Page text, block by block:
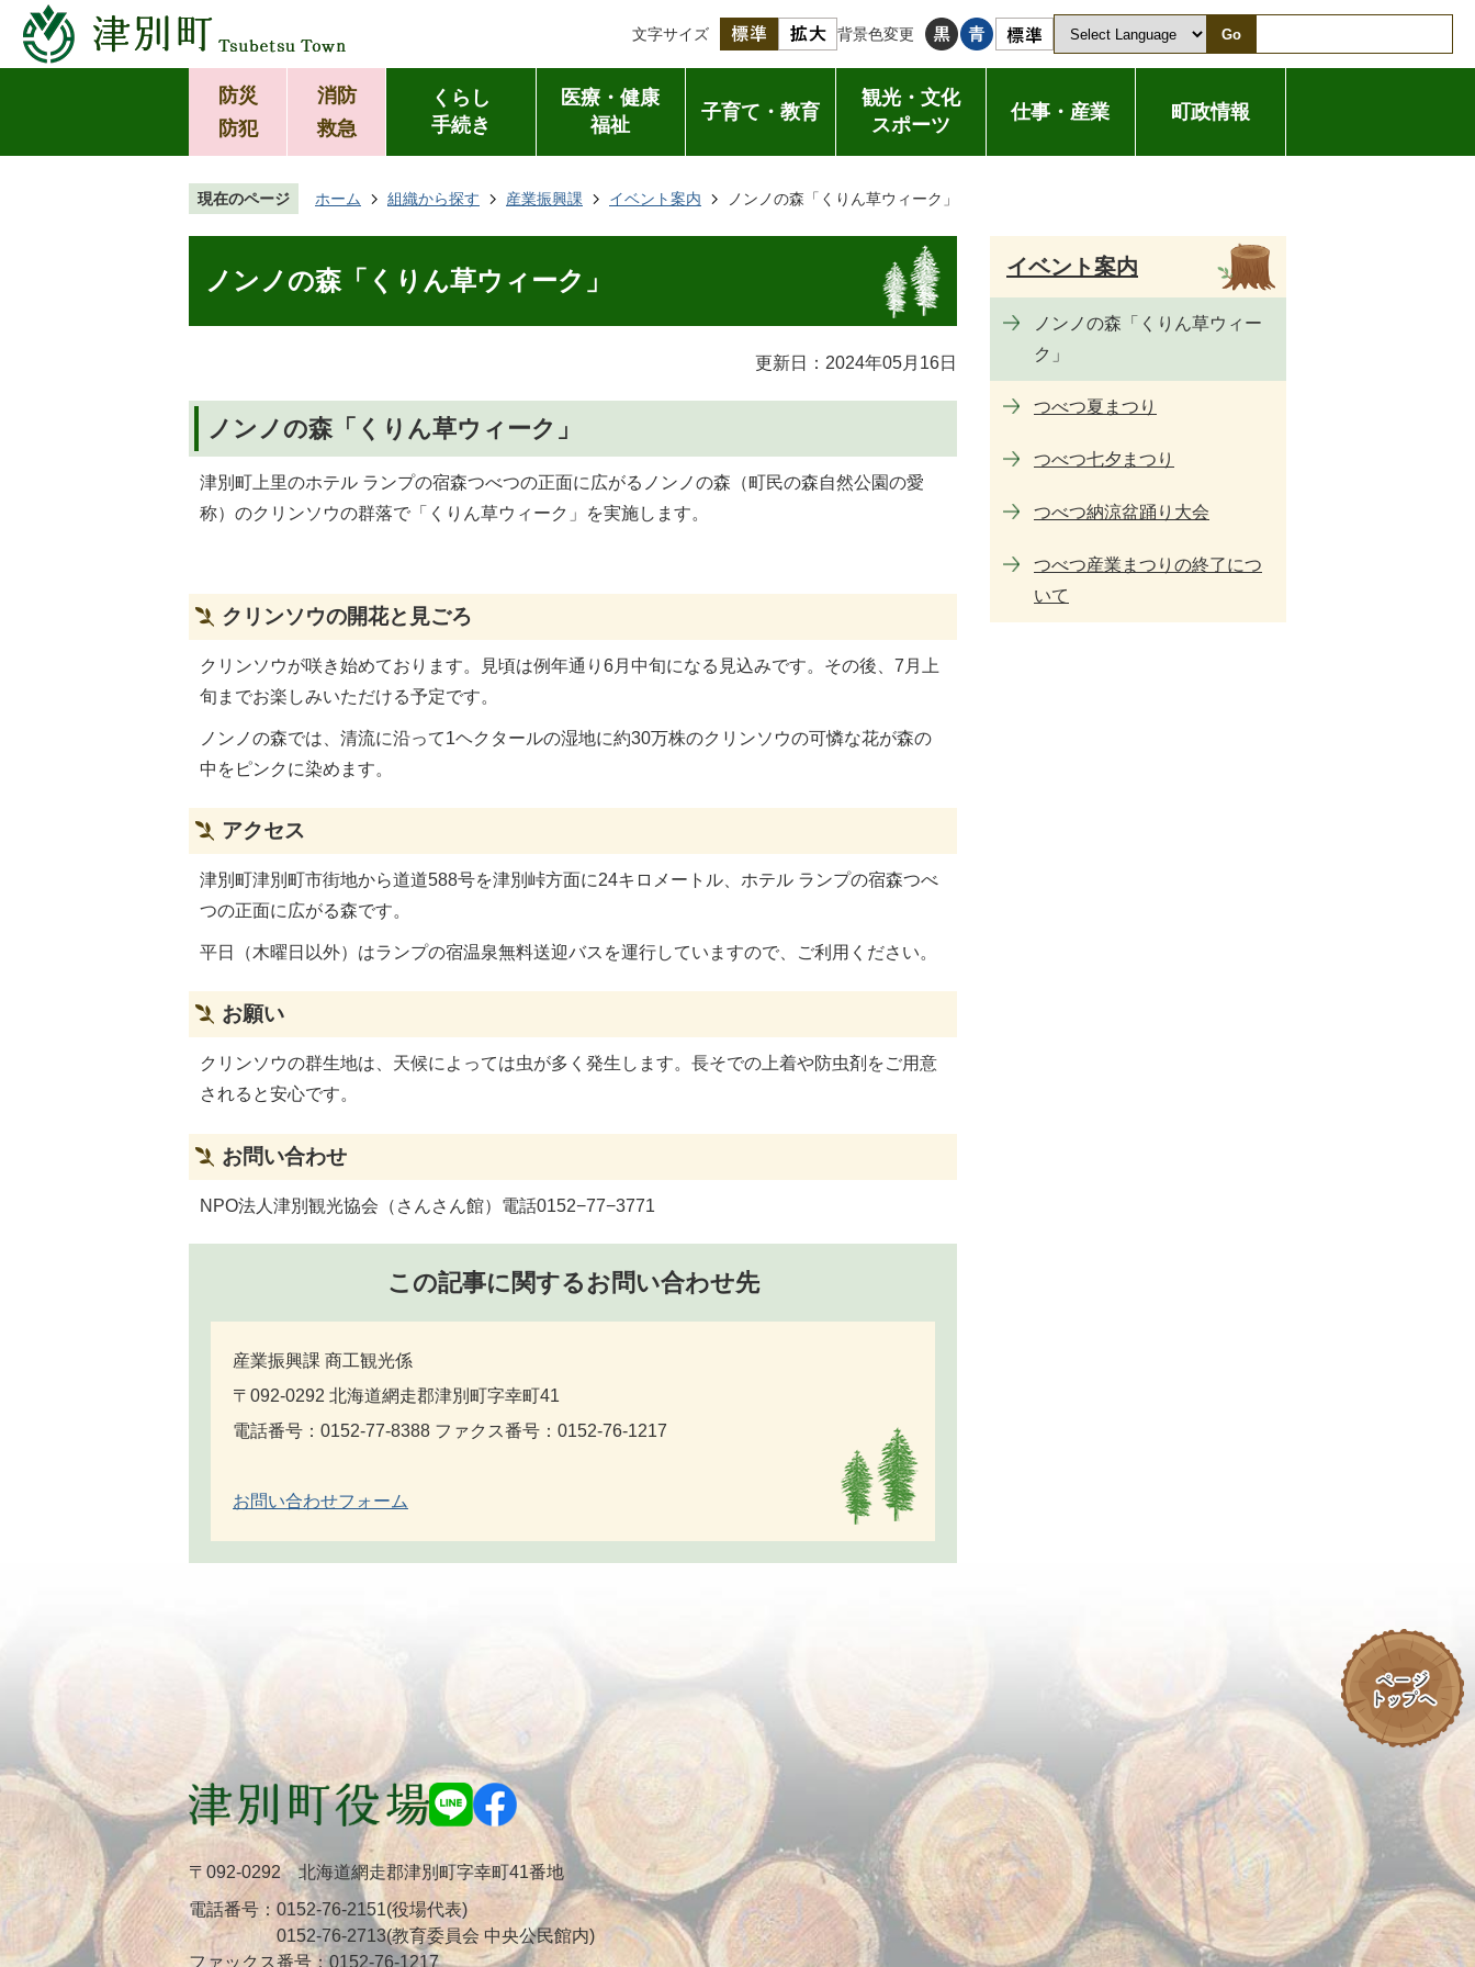
文字サイズ 背景色変更 Go
防災
防犯
消防
救急
くらし
手続き
医療・健康
福祉
子育て・教育
観光・文化
スポーツ
仕事・産業 町政情報
現在のページ ホーム 組織から探す 産業振興課 イベント案内 ノンノの森「くりん草ウィーク」
ノンノの森「くりん草ウィーク」
更新日：2024年05月16日
ノンノの森「くりん草ウィーク」
津別町上里のホテル ランプの宿森つべつの正面に広がるノンノの森（町民の森自然公園の愛
称）のクリンソウの群落で「くりん草ウィーク」を実施します。
クリンソウの開花と見ごろ
クリンソウが咲き始めております。見頃は例年通り6月中旬になる見込みです。その後、7月上
旬までお楽しみいただける予定です。
ノンノの森では、清流に沿って1ヘクタールの湿地に約30万株のクリンソウの可憐な花が森の
中をピンクに染めます。
アクセス
津別町津別町市街地から道道588号を津別峠方面に24キロメートル、ホテル ランプの宿森つべ
つの正面に広がる森です。
平日（木曜日以外）はランプの宿温泉無料送迎バスを運行していますので、ご利用ください。
お願い
クリンソウの群生地は、天候によっては虫が多く発生します。長そでの上着や防虫剤をご用意
されると安心です。
お問い合わせ
NPO法人津別観光協会（さんさん館）電話0152−77−3771
この記事に関するお問い合わせ先
産業振興課 商工観光係
〒092-0292 北海道網走郡津別町字幸町41
電話番号：0152-77-8388 ファクス番号：0152-76-1217
お問い合わせフォーム
イベント案内
ノンノの森「くりん草ウィー
ク」
つべつ夏まつり
つべつ七夕まつり
つべつ納涼盆踊り大会
つべつ産業まつりの終了につ
いて
〒092-0292 北海道網走郡津別町字幸町41番地
電話番号： 0152-76-2151(役場代表)
0152-76-2713(教育委員会 中央公民館内)
ファックス番号：0152-76-1217